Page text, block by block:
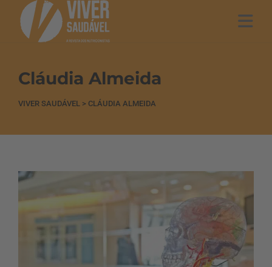
Cláudia Almeida
VIVER SAUDÁVEL > CLÁUDIA ALMEIDA